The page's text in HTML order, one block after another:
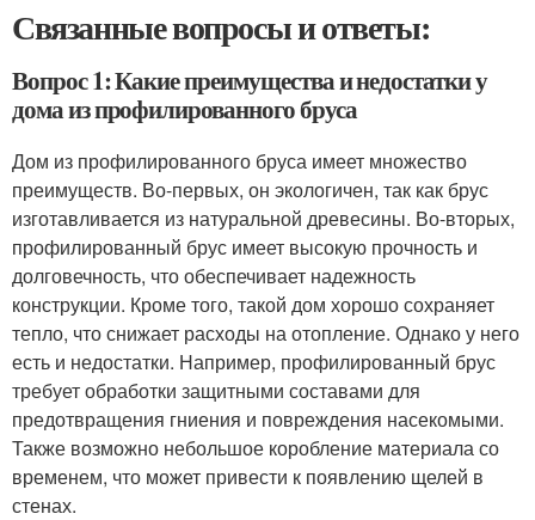
Связанные вопросы и ответы:
Вопрос 1: Какие преимущества и недостатки у
дома из профилированного бруса
Дом из профилированного бруса имеет множество
преимуществ. Во-первых, он экологичен, так как брус
изготавливается из натуральной древесины. Во-вторых,
профилированный брус имеет высокую прочность и
долговечность, что обеспечивает надежность
конструкции. Кроме того, такой дом хорошо сохраняет
тепло, что снижает расходы на отопление. Однако у него
есть и недостатки. Например, профилированный брус
требует обработки защитными составами для
предотвращения гниения и повреждения насекомыми.
Также возможно небольшое коробление материала со
временем, что может привести к появлению щелей в
стенах.